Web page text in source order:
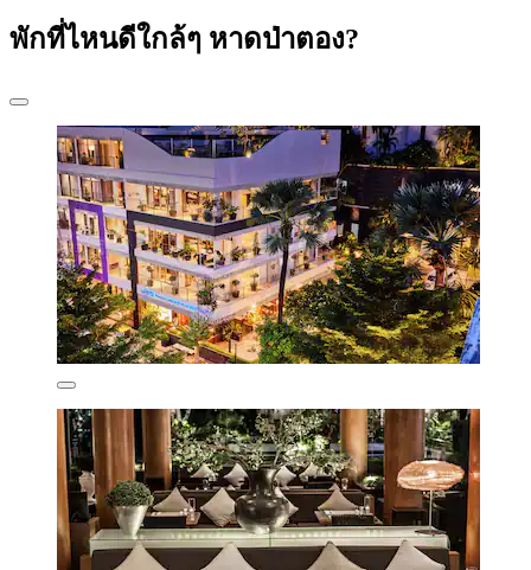
พักที่ไหนดีใกล้ๆ หาดป่าตอง?